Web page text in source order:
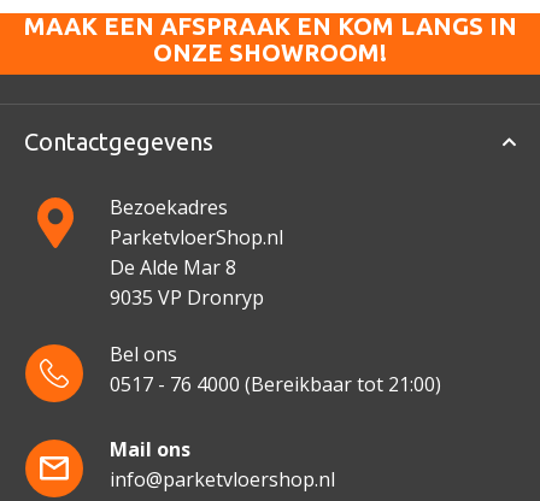
MAAK EEN AFSPRAAK EN KOM LANGS IN
ONZE SHOWROOM!
Contactgegevens
Bezoekadres
ParketvloerShop.nl
De Alde Mar 8
9035 VP Dronryp
Bel ons
0517 - 76 4000 (Bereikbaar tot 21:00)
Mail ons
info@parketvloershop.nl